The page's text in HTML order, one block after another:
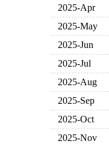
2025-Apr
2025-May
2025-Jun
2025-Jul
2025-Aug
2025-Sep
2025-Oct
2025-Nov